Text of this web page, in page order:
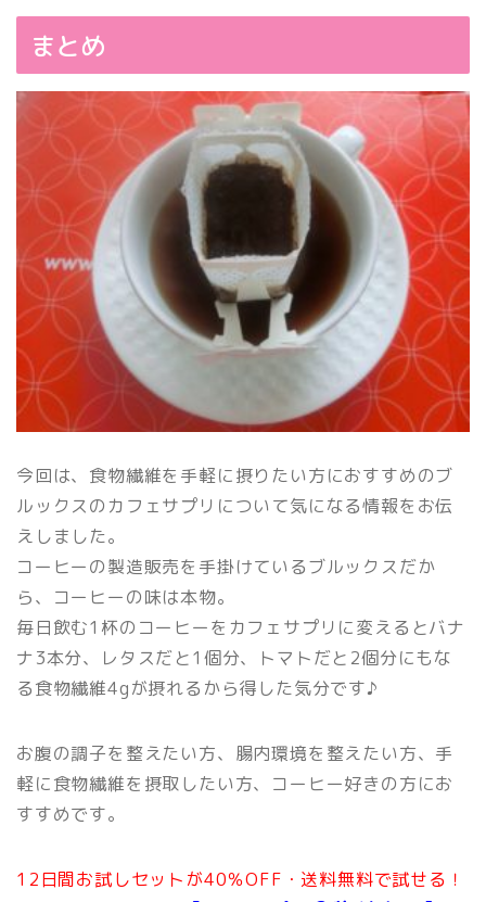
まとめ
今回は、食物繊維を手軽に摂りたい方におすすめのブ
ルックスのカフェサプリについて気になる情報をお伝
えしました。
コーヒーの製造販売を手掛けているブルックスだか
ら、コーヒーの味は本物。
毎日飲む1杯のコーヒーをカフェサプリに変えるとバナ
ナ3本分、レタスだと1個分、トマトだと2個分にもな
る食物繊維4gが摂れるから得した気分です♪
お腹の調子を整えたい方、腸内環境を整えたい方、手
軽に食物繊維を摂取したい方、コーヒー好きの方にお
すすめです。
12日間お試しセットが40％OFF・送料無料で試せる！